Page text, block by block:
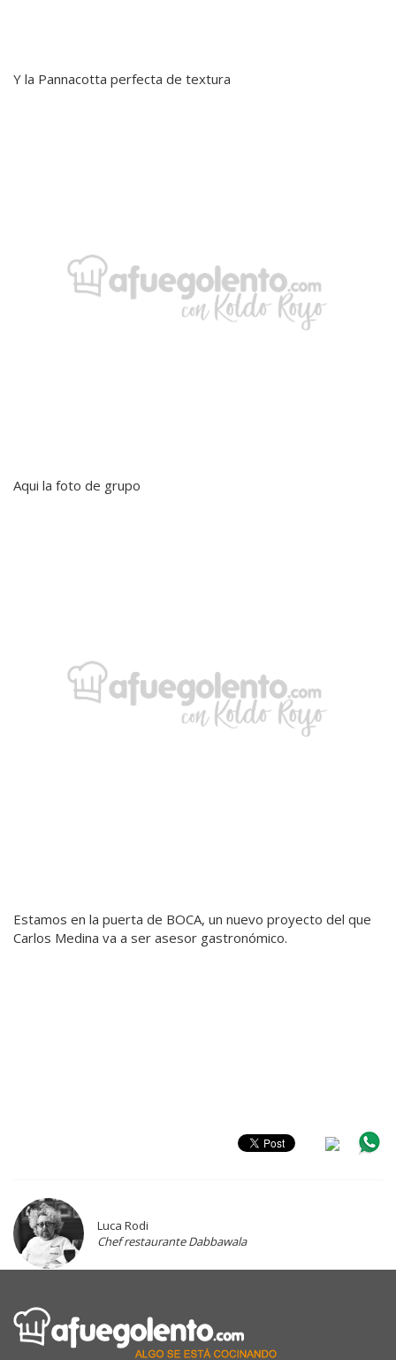
Y la Pannacotta perfecta de textura
Aqui la foto de grupo
Estamos en la puerta de BOCA, un nuevo proyecto del que
Carlos Medina va a ser asesor gastronómico.
Luca Rodi
Chef restaurante Dabbawala